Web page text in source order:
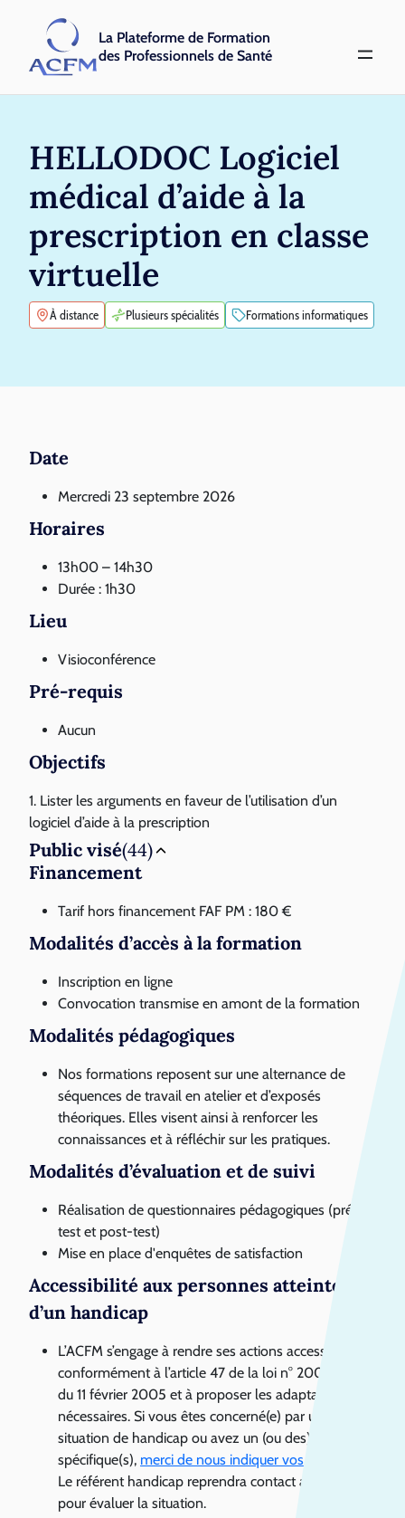
La Plateforme de Formation
des Professionnels de Santé
HELLODOC Logiciel
médical d’aide à la
prescription en classe
virtuelle
À distance Plusieurs spécialités Formations informatiques
Date
Mercredi 23 septembre 2026
Horaires
13h00 – 14h30
Durée : 1h30
Lieu
Visioconférence
Pré-requis
Aucun
Objectifs
1. Lister les arguments en faveur de l’utilisation d’un
logiciel d’aide à la prescription
Public visé(44)
Financement
Tarif hors financement FAF PM : 180 €
Modalités d’accès à la formation
Inscription en ligne
Convocation transmise en amont de la formation
Modalités pédagogiques
Nos formations reposent sur une alternance de
séquences de travail en atelier et d’exposés
théoriques. Elles visent ainsi à renforcer les
connaissances et à réfléchir sur les pratiques.
Modalités d’évaluation et de suivi
Réalisation de questionnaires pédagogiques (pré-
test et post-test)
Mise en place d'enquêtes de satisfaction
Accessibilité aux personnes atteintes
d’un handicap
L’ACFM s’engage à rendre ses actions accessibles
conformément à l’article 47 de la loi n° 2005- 102
du 11 février 2005 et à proposer les adaptations
nécessaires. Si vous êtes concerné(e) par une
situation de handicap ou avez un (ou des) besoin(s)
spécifique(s), merci de nous indiquer vos difficultés
Le référent handicap reprendra contact avec vous
pour évaluer la situation.